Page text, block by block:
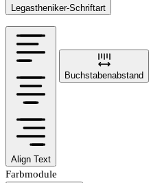
Legastheniker-Schriftart
Align Text
Buchstabenabstand
Farbmodule